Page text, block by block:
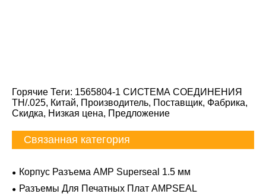
Горячие Теги: 1565804-1 СИСТЕМА СОЕДИНЕНИЯ
TH/.025, Китай, Производитель, Поставщик, Фабрика,
Скидка, Низкая цена, Предложение
Связанная категория
Корпус Разъема AMP Superseal 1.5 мм
Разъемы Для Печатных Плат AMPSEAL